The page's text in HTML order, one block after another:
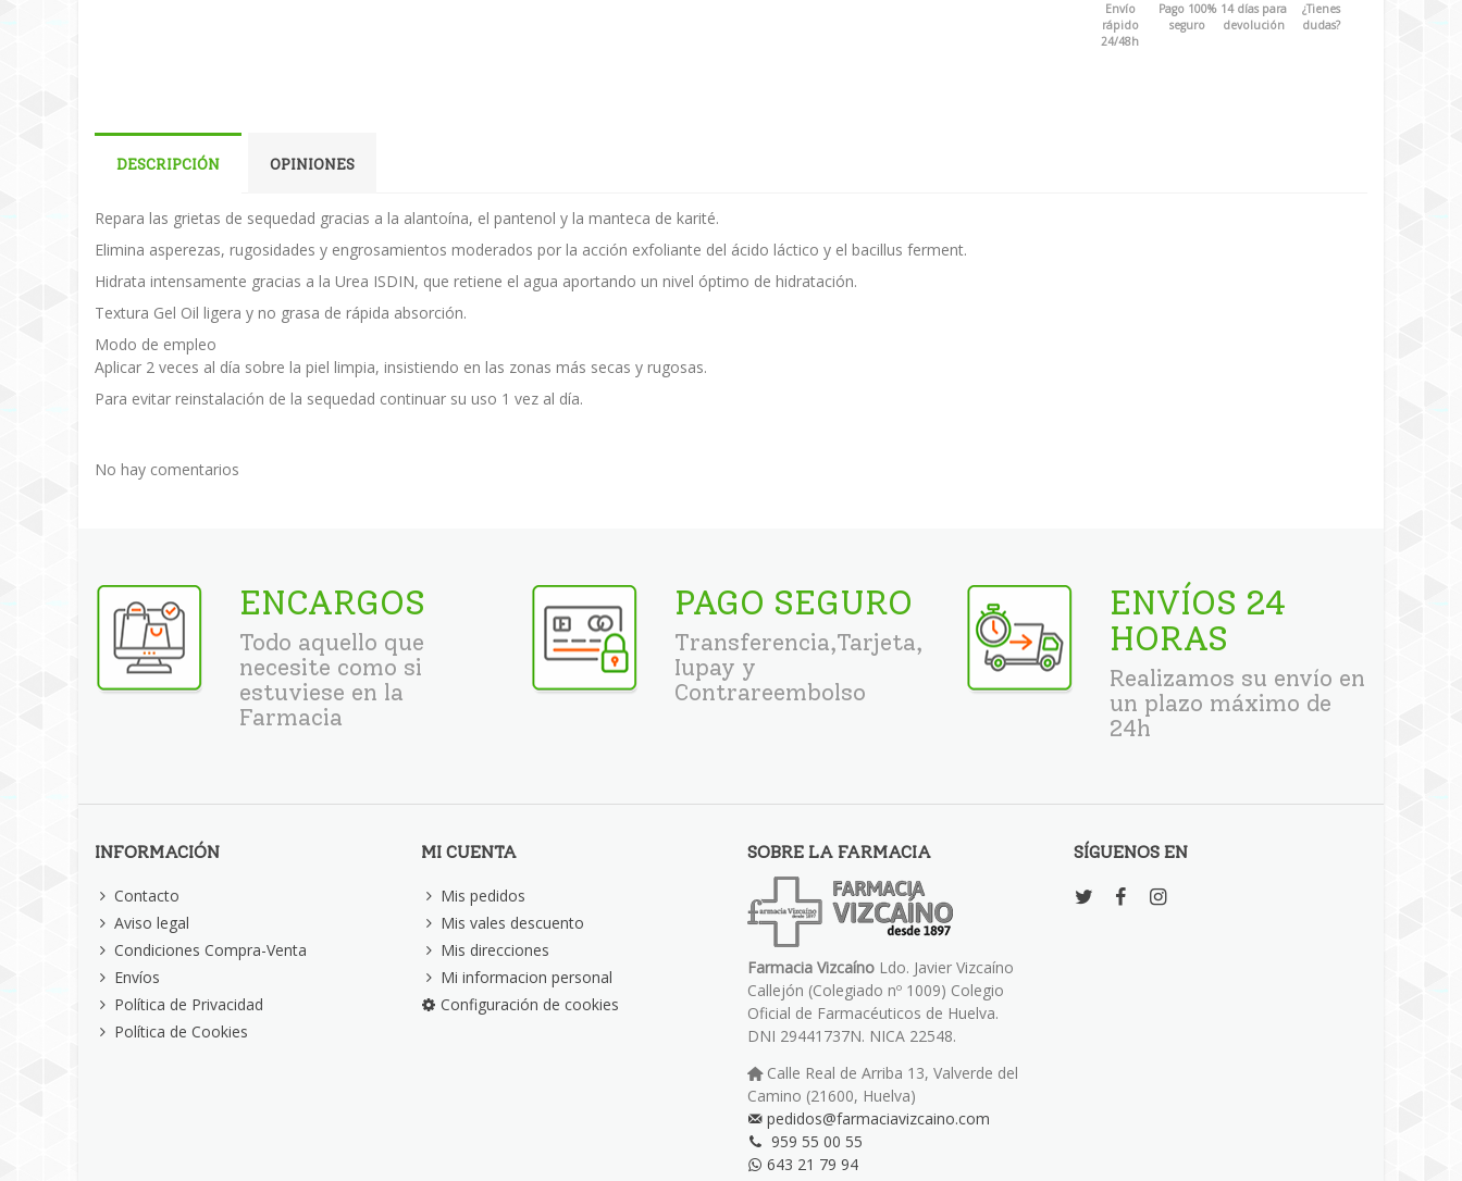
Envío
rápido
24/48h
Pago 100%
seguro
14 días para
devolución
¿Tienes
dudas?
DESCRIPCIÓN OPINIONES
Repara las grietas de sequedad gracias a la alantoína, el pantenol y la manteca de karité.
Elimina asperezas, rugosidades y engrosamientos moderados por la acción exfoliante del ácido láctico y el bacillus ferment.
Hidrata intensamente gracias a la Urea ISDIN, que retiene el agua aportando un nivel óptimo de hidratación.
Textura Gel Oil ligera y no grasa de rápida absorción.
Modo de empleo
Aplicar 2 veces al día sobre la piel limpia, insistiendo en las zonas más secas y rugosas.
Para evitar reinstalación de la sequedad continuar su uso 1 vez al día.
No hay comentarios
ENCARGOS
Todo aquello que
necesite como si
estuviese en la
Farmacia
PAGO SEGURO
Transferencia,Tarjeta,
Iupay y
Contrareembolso
ENVÍOS 24
HORAS
Realizamos su envío en
un plazo máximo de
24h
INFORMACIÓN
Contacto
Aviso legal
Condiciones Compra-Venta
Envíos
Política de Privacidad
Política de Cookies
MI CUENTA
Mis pedidos
Mis vales descuento
Mis direcciones
Mi informacion personal
Configuración de cookies
SOBRE LA FARMACIA
Farmacia Vizcaíno Ldo. Javier Vizcaíno
Callejón (Colegiado nº 1009) Colegio
Oficial de Farmacéuticos de Huelva.
DNI 29441737N. NICA 22548.
Calle Real de Arriba 13, Valverde del
Camino (21600, Huelva)
pedidos@farmaciavizcaino.com
959 55 00 55
643 21 79 94
SÍGUENOS EN